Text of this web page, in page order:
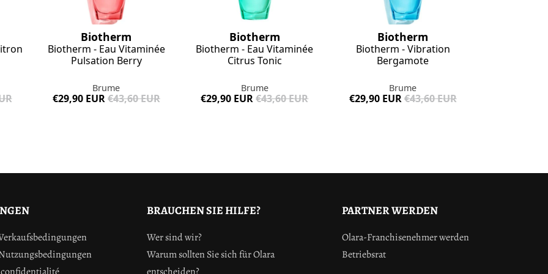
Biotherm
Biotherm - Eau Vitaminée
Pulsation Berry
Brume
€29,90 EUR€43,60 EUR
Biotherm
Biotherm - Eau Vitaminée
Citrus Tonic
Brume
€29,90 EUR€43,60 EUR
Biotherm
Biotherm - Vibration
Bergamote
Brume
€29,90 EUR€43,60 EUR
BRAUCHEN SIE HILFE?
Wer sind wir?
Warum sollten Sie sich für Olara
PARTNER WERDEN
Olara-Franchisenehmer werden
Betriebsrat